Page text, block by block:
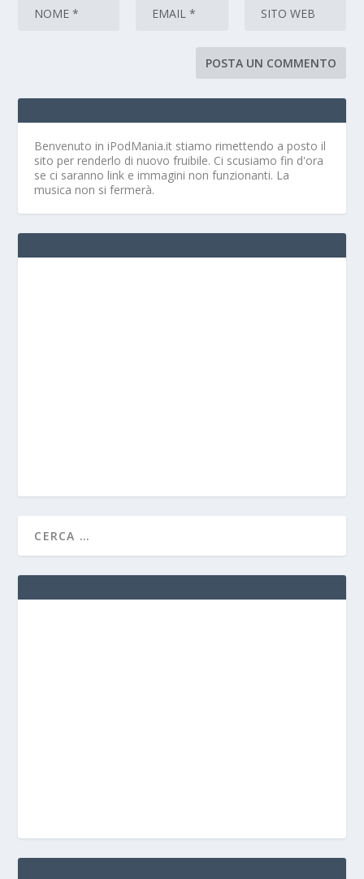
Benvenuto in iPodMania.it stiamo rimettendo a posto il
sito per renderlo di nuovo fruibile. Ci scusiamo fin d'ora
se ci saranno link e immagini non funzionanti. La
musica non si fermerà.